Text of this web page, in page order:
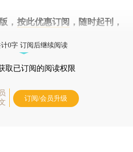
， 按此优惠订阅 ，随时起刊，
0字 订阅后继续阅读
取已订阅的阅读权限
订阅/会员升级